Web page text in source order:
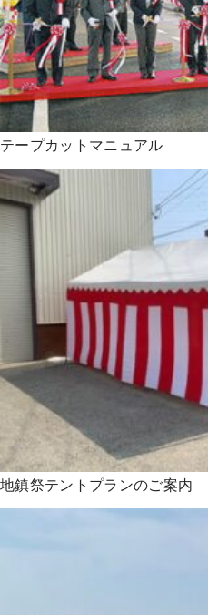
テープカットマニュアル
地鎮祭テントプランのご案内